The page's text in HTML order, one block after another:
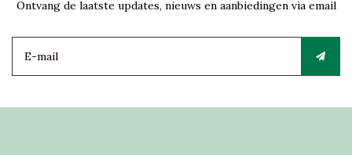
Ontvang de laatste updates, nieuws en aanbiedingen via email